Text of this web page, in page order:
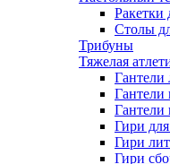
Ракетки
Столы
Трибуны
Тяжелая
Гантели
Гантели
Гантели
Гири
Гири
Гири